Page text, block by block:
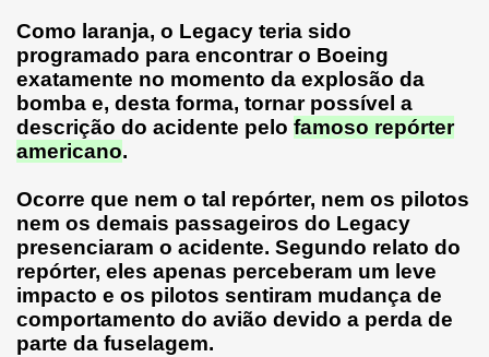
Como laranja, o Legacy teria sido
programado para encontrar o Boeing
exatamente no momento da explosão da
bomba e, desta forma, tornar possível a
descrição do acidente pelo famoso repórter
americano.
Ocorre que nem o tal repórter, nem os pilotos
nem os demais passageiros do Legacy
presenciaram o acidente. Segundo relato do
repórter, eles apenas perceberam um leve
impacto e os pilotos sentiram mudança de
comportamento do avião devido a perda de
parte da fuselagem.